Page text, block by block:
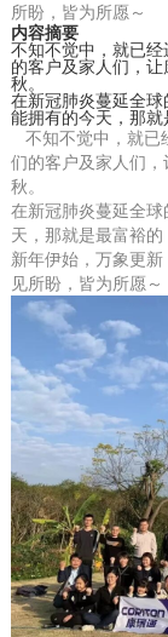
所盼，皆为所愿～
内容摘要
不知不觉中，就已
的客户及家人们，
秋。
在新冠肺炎蔓延全球
能拥有的今天，那就
不知不觉中，就已
们的客户及家人们
秋。
在新冠肺炎蔓延全
天，那就是最富裕的
新年伊始，万象更
见所盼，皆为所愿～